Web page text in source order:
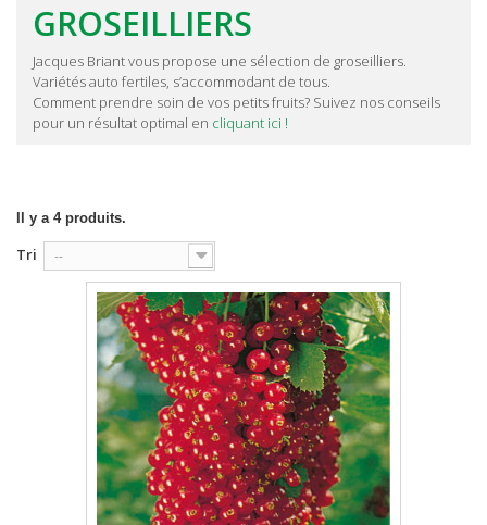
GROSEILLIERS
Jacques Briant vous propose une sélection de groseilliers.
Variétés auto fertiles, s’accommodant de tous.
Comment prendre soin de vos petits fruits? Suivez nos conseils
pour un résultat optimal en cliquant ici !
Il y a 4 produits.
Tri --